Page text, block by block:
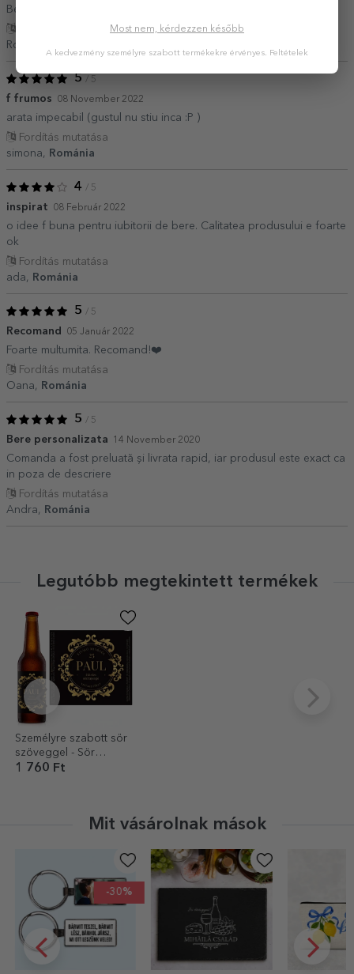
Berea foarte bună.Cei mai tari în cadouri personalizate.
Roxana,
5 / 5
f frumos 08 November 2022
arata impecabil (gustul nu stiu inca :P )
Fordítás mutatása
simona,
Románia
4 / 5
inspirat 08 Február 2022
o idee f buna pentru iubitorii de bere. Calitatea produsului e foarte
ok
Fordítás mutatása
ada,
Románia
5 / 5
Recomand 05 Január 2022
Foarte multumita. Recomand!❤️
Fordítás mutatása
Oana,
Románia
5 / 5
Bere personalizata 14 November 2020
Comanda a fost preluată și livrata rapid, iar produsul este exact ca
in poza de descriere
Fordítás mutatása
Andra,
Románia
Legutóbb megtekintett termékek
Személyre szabott sör
szöveggel - Sör
szerelmeseinek
1 760 Ft
Mit vásárolnak mások
-30%
Most nem, kérdezzen később
A kedvezmény személyre szabott termékekre érvényes. Feltételek